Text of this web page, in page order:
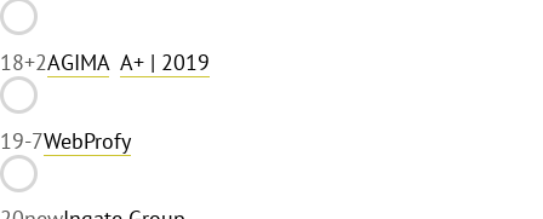
18+2AGIMA A+ | 2019
19-7WebProfy